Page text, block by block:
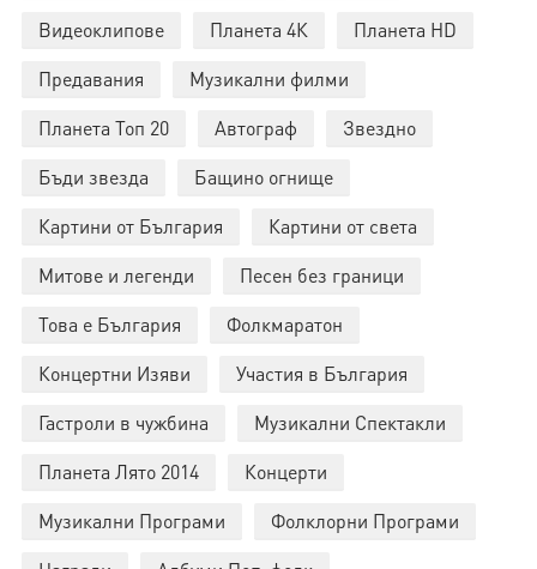
Видеоклипове
Планета 4К
Планета HD
Предавания
Музикални филми
Планета Топ 20
Автограф
Звездно
Бъди звезда
Бащино огнище
Картини от България
Картини от света
Митове и легенди
Песен без граници
Това е България
Фолкмаратон
Концертни Изяви
Участия в България
Гастроли в чужбина
Музикални Спектакли
Планета Лято 2014
Концерти
Музикални Програми
Фолклорни Програми